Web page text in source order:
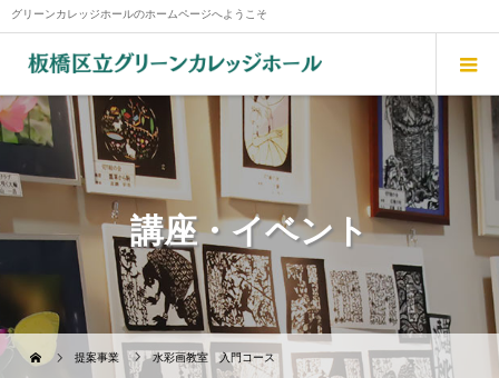
グリーンカレッジホールのホームページへようこそ
講座・イベント
提案事業 水彩画教室 入門コース